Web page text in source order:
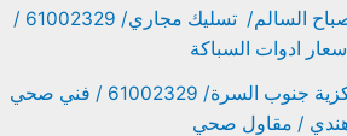
افضل فني صحي علي صباح السالم/ تسليك مجاري/ 61002329 /
ادوات السباكة
فني تركيب سخانات مركزية جنوب السرة/ 61002329 / فني صحي
/ مقاول صحي